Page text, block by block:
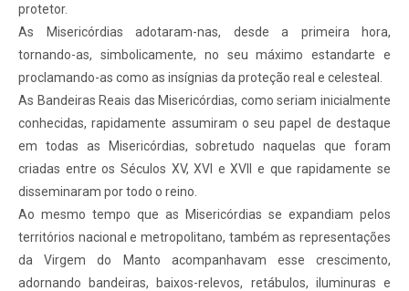
protetor.
As Misericórdias adotaram-nas, desde a primeira hora,
tornando-as, simbolicamente, no seu máximo estandarte e
proclamando-as como as insígnias da proteção real e celesteal.
As Bandeiras Reais das Misericórdias, como seriam inicialmente
conhecidas, rapidamente assumiram o seu papel de destaque
em todas as Misericórdias, sobretudo naquelas que foram
criadas entre os Séculos XV, XVI e XVII e que rapidamente se
disseminaram por todo o reino.
Ao mesmo tempo que as Misericórdias se expandiam pelos
territórios nacional e metropolitano, também as representações
da Virgem do Manto acompanhavam esse crescimento,
adornando bandeiras, baixos-relevos, retábulos, iluminuras e